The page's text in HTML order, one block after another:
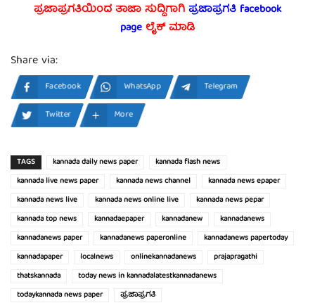
ಪ್ರಜಾಪ್ರಗತಿಯಿಂದ ತಾಜಾ ಸುದ್ದಿಗಾಗಿಪ್ರಜಾಪ್ರಗತಿ facebook
page ಲೈಕ್ ಮಾಡಿ
Share via:
Facebook WhatsApp
Telegram
Twitter
More
TAGS kannada daily news paper
kannada flash news
kannada live news paper
kannada news channel
kannada news epaper
kannada news live
kannada news online live
kannada news pepar
kannada top news
kannadaepaper kannadanew
kannadanews
kannadanews paper
kannadanews paperonline
kannadanews papertoday
kannadapaper
localnews onlinekannadanews
prajapragathi
thatskannada
today news in kannadalatestkannadanews
todaykannada news paper
ಪ್ರಜಾಪ್ರಗತಿ